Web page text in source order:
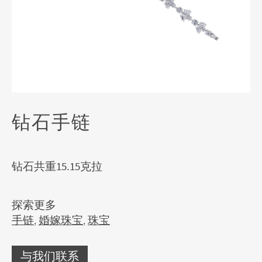
钻石手链
钻石共重15.15克拉
探索更多
手链, 婚嫁珠宝, 珠宝
与我们联系